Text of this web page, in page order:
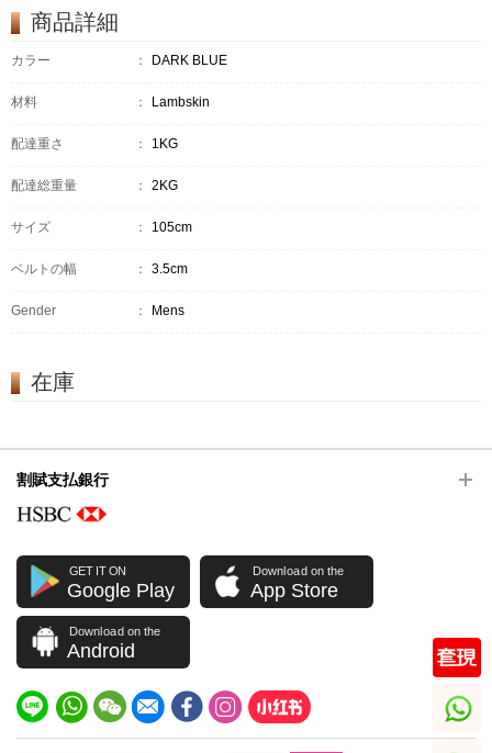
商品詳細
カラー ： DARK BLUE
材料 ： Lambskin
配達重さ ： 1KG
配達総重量 ： 2KG
サイズ ： 105cm
ベルトの幅 ： 3.5cm
Gender ： Mens
在庫
割賦支払銀行
GET IT ON
Google Play
Download on the
App Store
Download on the
Android
whatsapp